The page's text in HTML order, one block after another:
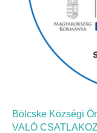
Bölcskei
Bölcskei
Bölcskei
HIVATAL
Bölcske Községi
VALÓ